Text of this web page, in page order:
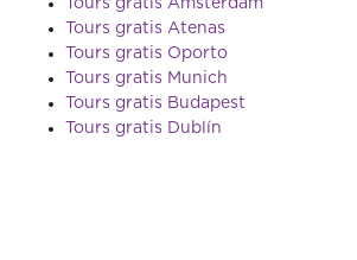
Tours gratis Amsterdam
Tours gratis Atenas
Tours gratis Oporto
Tours gratis Munich
Tours gratis Budapest
Tours gratis Dublín